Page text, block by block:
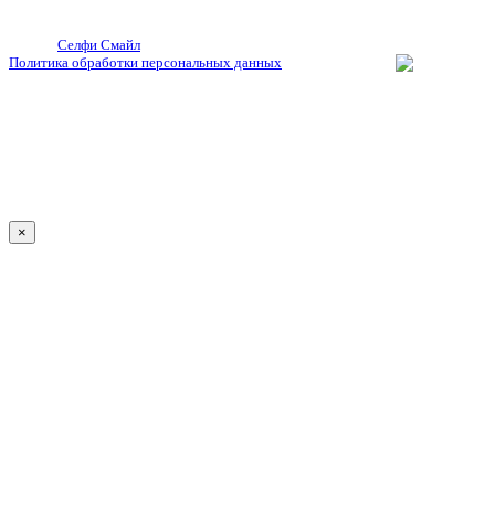
Селфи Смайл
Политика обработки персональных данных
×